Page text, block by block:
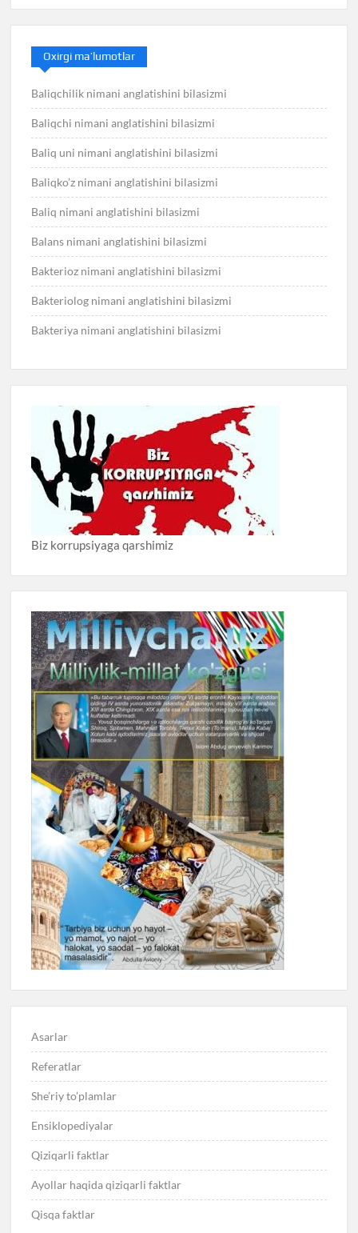
Oxirgi ma’lumotlar
Baliqchilik nimani anglatishini bilasizmi
Baliqchi nimani anglatishini bilasizmi
Baliq uni nimani anglatishini bilasizmi
Baliqko’z nimani anglatishini bilasizmi
Baliq nimani anglatishini bilasizmi
Balans nimani anglatishini bilasizmi
Bakterioz nimani anglatishini bilasizmi
Bakteriolog nimani anglatishini bilasizmi
Bakteriya nimani anglatishini bilasizmi
Biz korrupsiyaga qarshimiz
Asarlar
Referatlar
She’riy to’plamlar
Ensiklopediyalar
Qiziqarli faktlar
Ayollar haqida qiziqarli faktlar
Qisqa faktlar